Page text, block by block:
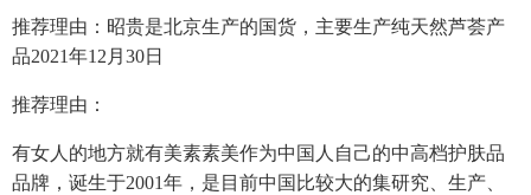
推荐理由：昭贵是北京生产的国货，主要生产纯天然芦荟产
品2021年12月30日
推荐理由：
有女人的地方就有美素素美作为中国人自己的中高档护肤品
品牌，诞生于2001年，是目前中国比较大的集研究、生产、